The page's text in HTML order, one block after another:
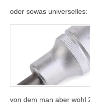
oder sowas universelles:
von dem man aber wohl